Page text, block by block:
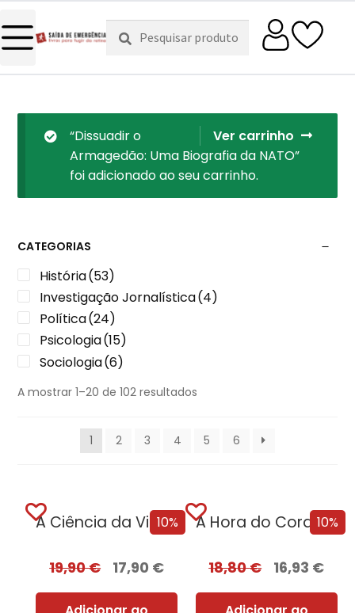
Pesquisar
por:
Pesquisa
Ver carrinho
“Dissuadir o
Armagedão: Uma Biografia da NATO”
foi adicionado ao seu carrinho.
CATEGORIAS
História(53)
Investigação Jornalística(4)
Política(24)
Psicologia(15)
Sociologia(6)
A mostrar 1–20 de 102 resultados
1 2 3 4 5 6
10%
A Ciência da Vingança
19,90€ 17,90 €
10%
A Hora do Coração
18,80€ 16,93 €